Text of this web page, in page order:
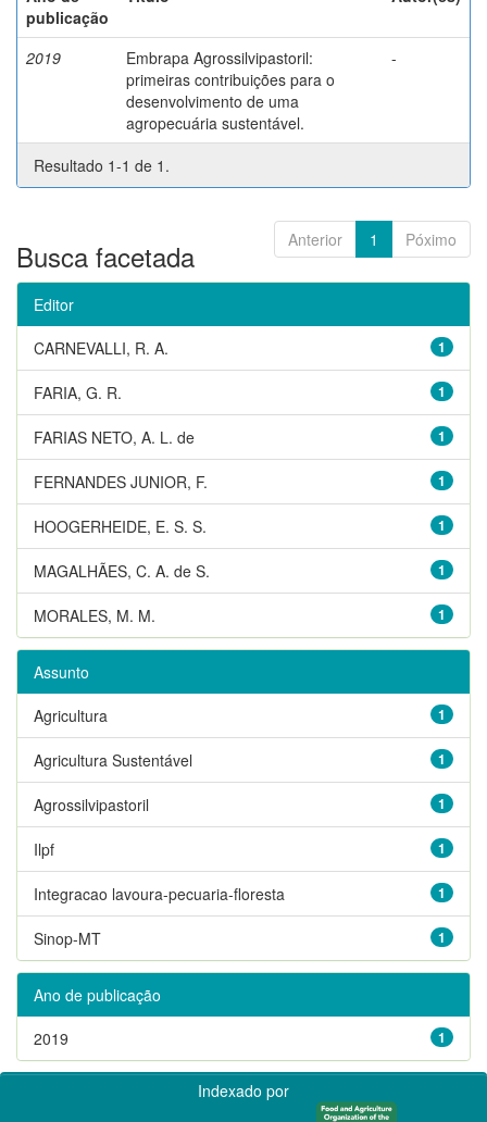
publicação
2019
Embrapa Agrossilvipastoril:
primeiras contribuições para o
desenvolvimento de uma
agropecuária sustentável.
-
Resultado 1-1 de 1.
Anterior 1 Póximo
Busca facetada
Editor
1
CARNEVALLI, R. A.
1
FARIA, G. R.
1
FARIAS NETO, A. L. de
1
FERNANDES JUNIOR, F.
1
HOOGERHEIDE, E. S. S.
1
MAGALHÃES, C. A. de S.
1
MORALES, M. M.
Assunto
1
Agricultura
1
Agricultura Sustentável
1
Agrossilvipastoril
1
Ilpf
1
Integracao lavoura-pecuaria-floresta
1
Sinop-MT
Ano de publicação
1
2019
Indexado por